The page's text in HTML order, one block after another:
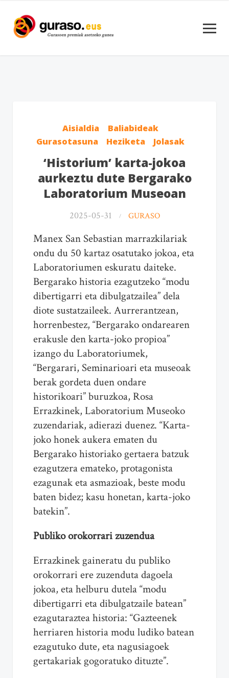
Aisialdia
Baliabideak
Gurasotasuna
Heziketa Jolasak
‘Historium’ karta-jokoa
aurkeztu dute Bergarako
Laboratorium Museoan
2025-05-31 GURASO
Manex San Sebastian marrazkilariak
ondu du 50 kartaz osatutako jokoa, eta
Laboratoriumen eskuratu daiteke.
Bergarako historia ezagutzeko “modu
dibertigarri eta dibulgatzailea” dela
diote sustatzaileek. Aurrerantzean,
horrenbestez, “Bergarako ondarearen
erakusle den karta-joko propioa”
izango du Laboratoriumek,
“Bergarari, Seminarioari eta museoak
berak gordeta duen ondare
historikoari” buruzkoa, Rosa
Errazkinek, Laboratorium Museoko
zuzendariak, adierazi duenez. “Karta-
joko honek aukera ematen du
Bergarako historiako gertaera batzuk
ezagutzera emateko, protagonista
ezagunak eta asmazioak, beste modu
baten bidez; kasu honetan, karta-joko
batekin”.
Publiko orokorrari zuzendua
Errazkinek gaineratu du publiko
orokorrari ere zuzenduta dagoela
jokoa, eta helburu dutela “modu
dibertigarri eta dibulgatzaile batean”
ezagutaraztea historia: “Gazteenek
herriaren historia modu ludiko batean
ezagutuko dute, eta nagusiagoek
gertakariak gogoratuko dituzte”.